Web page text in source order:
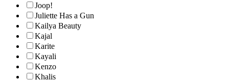
Joop!
Juliette Has a Gun
Kailya Beauty
Kajal
Karite
Kayali
Kenzo
Khalis